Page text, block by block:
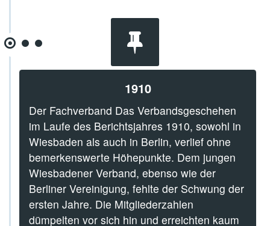
1910
Der Fachverband Das Verbandsgeschehen
im Laufe des Berichtsjahres 1910, sowohl in
Wiesbaden als auch in Berlin, verlief ohne
bemerkenswerte Höhepunkte. Dem jungen
Wiesbadener Verband, ebenso wie der
Berliner Vereinigung, fehlte der Schwung der
ersten Jahre. Die Mitgliederzahlen
dümpelten vor sich hin und erreichten kaum